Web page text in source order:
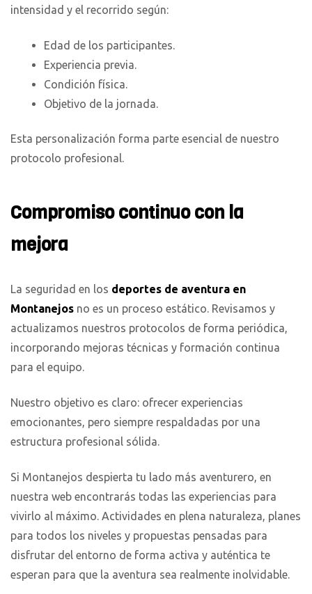
intensidad y el recorrido según:
Edad de los participantes.
Experiencia previa.
Condición física.
Objetivo de la jornada.
Esta personalización forma parte esencial de nuestro
protocolo profesional.
Compromiso continuo con la
mejora
La seguridad en los deportes de aventura en
Montanejos no es un proceso estático. Revisamos y
actualizamos nuestros protocolos de forma periódica,
incorporando mejoras técnicas y formación continua
para el equipo.
Nuestro objetivo es claro: ofrecer experiencias
emocionantes, pero siempre respaldadas por una
estructura profesional sólida.
Si Montanejos despierta tu lado más aventurero, en
nuestra web encontrarás todas las experiencias para
vivirlo al máximo. Actividades en plena naturaleza, planes
para todos los niveles y propuestas pensadas para
disfrutar del entorno de forma activa y auténtica te
esperan para que la aventura sea realmente inolvidable.